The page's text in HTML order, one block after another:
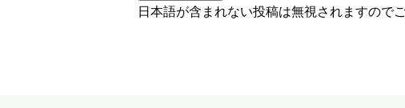
日本語が含まれない投稿は無視されますので